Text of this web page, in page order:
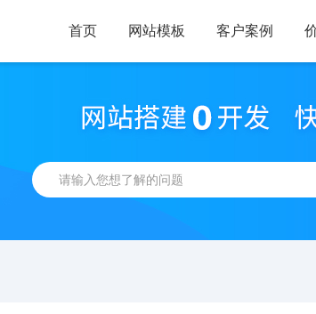
首页 网站模板 客户案例